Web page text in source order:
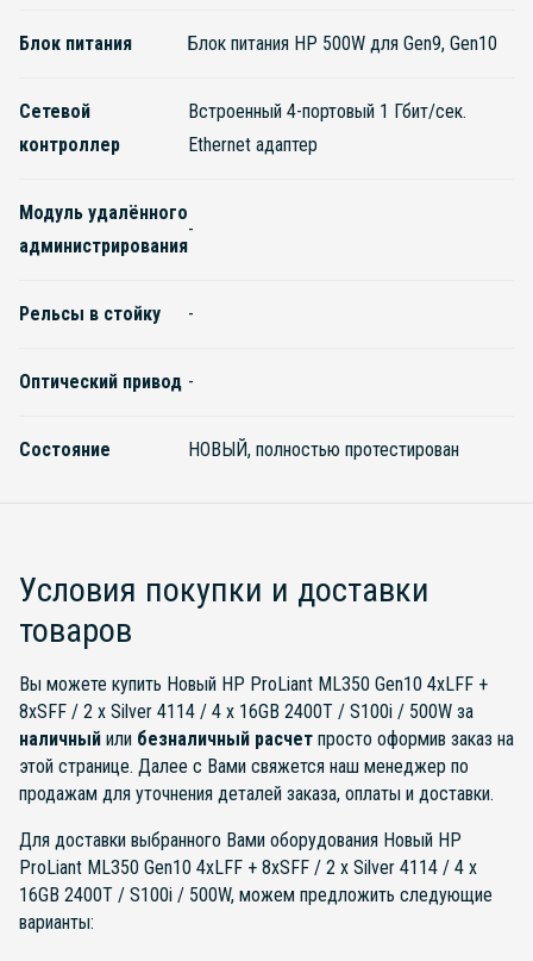
Блок питания Блок питания HP 500W для Gen9, Gen10
Сетевой
контроллер
Встроенный 4-портовый 1 Гбит/сек.
Ethernet адаптер
Модуль удалённого
администрирования
-
Рельсы в стойку -
Оптический привод -
Состояние НОВЫЙ, полностью протестирован
Условия покупки и доставки
товаров
Вы можете купить Новый HP ProLiant ML350 Gen10 4xLFF +
8xSFF / 2 x Silver 4114 / 4 x 16GB 2400T / S100i / 500W за
наличный или безналичный расчет просто оформив заказ на
этой странице. Далее с Вами свяжется наш менеджер по
продажам для уточнения деталей заказа, оплаты и доставки.
Для доставки выбранного Вами оборудования Новый HP
ProLiant ML350 Gen10 4xLFF + 8xSFF / 2 x Silver 4114 / 4 x
16GB 2400T / S100i / 500W, можем предложить следующие
варианты: